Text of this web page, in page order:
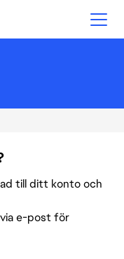
till ditt konto och
e-post för